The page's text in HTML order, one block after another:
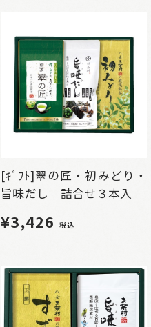
[ｷﾞﾌﾄ]翠の匠・初みどり・
旨味だし 詰合せ３本入
¥3,426 税込